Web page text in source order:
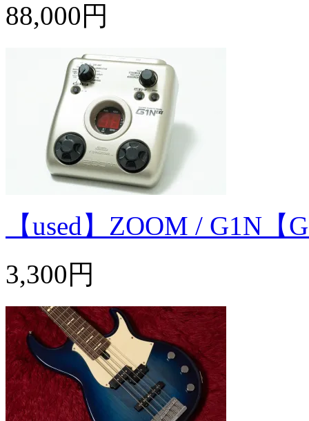
88,000円
【used】ZOOM / G1N
3,300円